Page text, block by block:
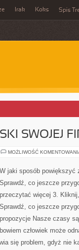
Irak Koks Spis
SWOJEJ
MOŻLIWOŚĆ
W jaki sposób powiększyć
Sprawdź, co jeszcze
przeczytać więcej 3.
Sprawdź, co jeszcze
propozycje Nasze czasy
bowiem człowiek może
się problem, gdyż nie